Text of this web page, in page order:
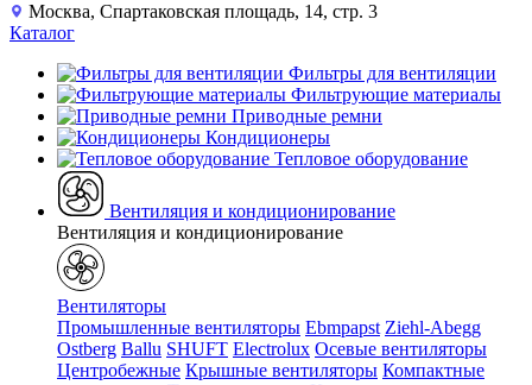
Москва, Спартаковская площадь, 14, стр. 3
Каталог
Фильтры для вентиляции
Фильтрующие материалы
Приводные ремни
Кондиционеры
Тепловое оборудование
Вентиляция и кондиционирование
Вентиляция и кондиционирование
Вентиляторы
Промышленные вентиляторы Ebmpapst Ziehl-Abegg
Ostberg Ballu SHUFT Electrolux Осевые вентиляторы
Центробежные Крышные вентиляторы Компактные